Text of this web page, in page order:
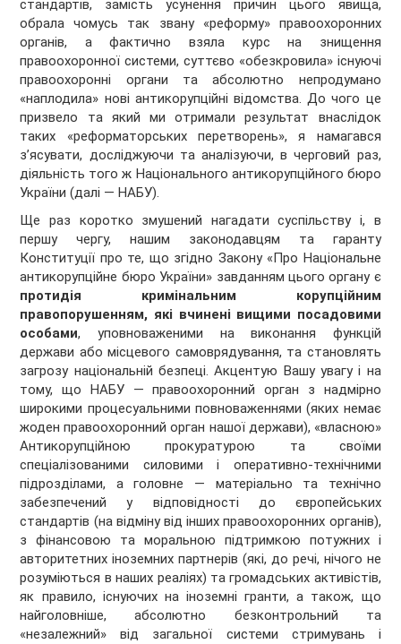
стандартів, замість усунення причин цього явища,
обрала чомусь так звану «реформу» правоохоронних
органів, а фактично взяла курс на знищення
правоохоронної системи, суттєво «обезкровила» існуючі
правоохоронні органи та абсолютно непродумано
«наплодила» нові антикорупційні відомства. До чого це
призвело та який ми отримали результат внаслідок
таких «реформаторських перетворень», я намагався
з’ясувати, досліджуючи та аналізуючи, в черговий раз,
діяльність того ж Національного антикорупційного бюро
України (далі — НАБУ).
Ще раз коротко змушений нагадати суспільству і, в
першу чергу, нашим законодавцям та гаранту
Конституції про те, що згідно Закону «Про Національне
антикорупційне бюро України» завданням цього органу є
протидія кримінальним корупційним
правопорушенням, які вчинені вищими посадовими
особами, уповноваженими на виконання функцій
держави або місцевого самоврядування, та становлять
загрозу національній безпеці. Акцентую Вашу увагу і на
тому, що НАБУ — правоохоронний орган з надмірно
широкими процесуальними повноваженнями (яких немає
жоден правоохоронний орган нашої держави), «власною»
Антикорупційною прокуратурою та своїми
спеціалізованими силовими і оперативно-технічними
підрозділами, а головне — матеріально та технічно
забезпечений у відповідності до європейських
стандартів (на відміну від інших правоохоронних органів),
з фінансовою та моральною підтримкою потужних і
авторитетних іноземних партнерів (які, до речі, нічого не
розуміються в наших реаліях) та громадських активістів,
як правило, існуючих на іноземні гранти, а також, що
найголовніше, абсолютно безконтрольний та
«незалежний» від загальної системи стримувань і